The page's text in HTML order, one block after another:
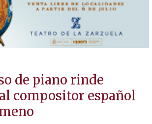
de piano rinde
compositor español